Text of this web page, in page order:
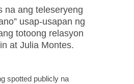
na ang teleseryeng
usap-usapan ng
totoong relasyon
at Julia Montes.
spotted publicly na